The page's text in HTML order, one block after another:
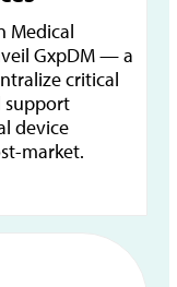
Medical
GxpDM — a
critical
support
device
market.